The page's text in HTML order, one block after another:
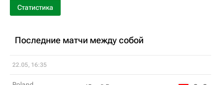
Статистика
Последние матчи между собой
22.05, 16:35